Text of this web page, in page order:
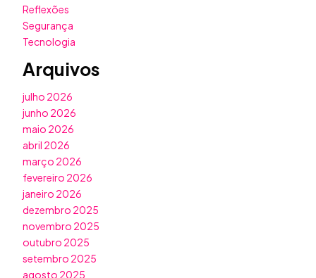
Reflexões
Segurança
Tecnologia
Arquivos
julho 2026
junho 2026
maio 2026
abril 2026
março 2026
fevereiro 2026
janeiro 2026
dezembro 2025
novembro 2025
outubro 2025
setembro 2025
agosto 2025